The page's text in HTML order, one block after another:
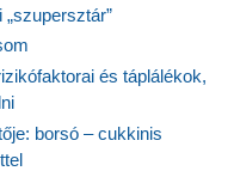
és táplálékok,
borsó – cukkinis